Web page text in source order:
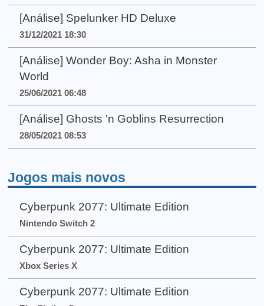
[Análise] Spelunker HD Deluxe
31/12/2021 18:30
[Análise] Wonder Boy: Asha in Monster
World
25/06/2021 06:48
[Análise] Ghosts 'n Goblins Resurrection
28/05/2021 08:53
Jogos mais novos
Cyberpunk 2077: Ultimate Edition
Nintendo Switch 2
Cyberpunk 2077: Ultimate Edition
Xbox Series X
Cyberpunk 2077: Ultimate Edition